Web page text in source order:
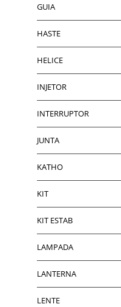
GUIA
HASTE
HELICE
INJETOR
INTERRUPTOR
JUNTA
KATHO
KIT
KIT ESTAB
LAMPADA
LANTERNA
LENTE